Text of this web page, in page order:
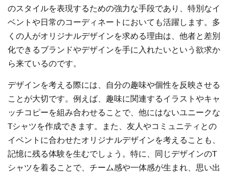
のスタイルを表現するための強力な手段であり、特別なイ
ベントや日常のコーディネートにおいても活躍します。多
くの人がオリジナルデザインを求める理由は、他者と差別
化できるブランドやデザインを手に入れたいという欲求か
ら来ているのです。
デザインを考える際には、自分の趣味や個性を反映させる
ことが大切です。例えば、趣味に関連するイラストやキャ
ッチコピーを組み合わせることで、他にはないユニークな
Tシャツを作成できます。また、友人やコミュニティとの
イベントに合わせたオリジナルデザインを考えることも、
記憶に残る体験を生むでしょう。特に、同じデザインのT
シャツを着ることで、チーム感や一体感が生まれ、思い出